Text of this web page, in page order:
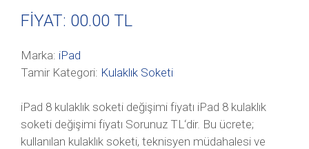
FİYAT: 00.00 TL
Marka: iPad
Tamir Kategori: Kulaklık Soketi
iPad 8 kulaklık soketi değişimi fiyatı iPad 8 kulaklık
soketi değişimi fiyatı Sorunuz TL‘dir. Bu ücrete;
kullanılan kulaklık soketi, teknisyen müdahalesi ve